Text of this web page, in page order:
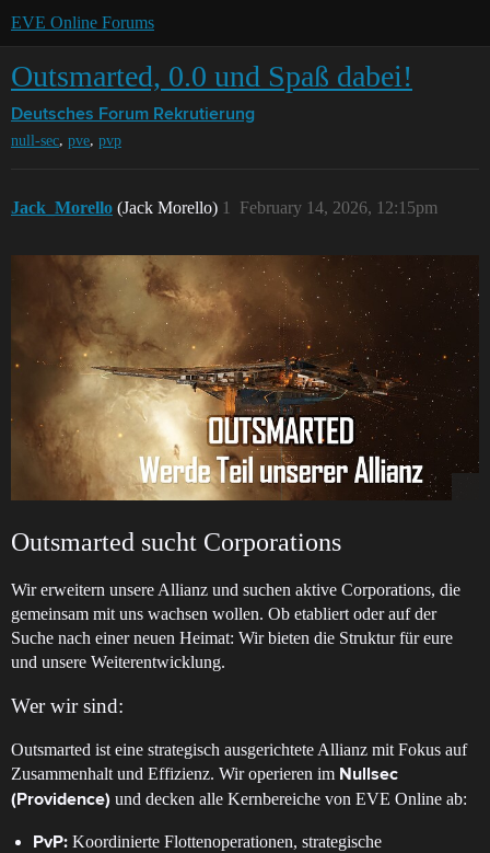
EVE Online Forums
Outsmarted, 0.0 und Spaß dabei!
Deutsches Forum Rekrutierung
null-sec, pve, pvp
Jack_Morello (Jack Morello) February 14, 2026, 12:15pm
1
Outsmarted sucht Corporations
Wir erweitern unsere Allianz und suchen aktive Corporations, die
gemeinsam mit uns wachsen wollen. Ob etabliert oder auf der
Suche nach einer neuen Heimat: Wir bieten die Struktur für eure
und unsere Weiterentwicklung.
Wer wir sind:
Outsmarted ist eine strategisch ausgerichtete Allianz mit Fokus auf
Zusammenhalt und Effizienz. Wir operieren im Nullsec
(Providence) und decken alle Kernbereiche von EVE Online ab:
PvP: Koordinierte Flottenoperationen, strategische